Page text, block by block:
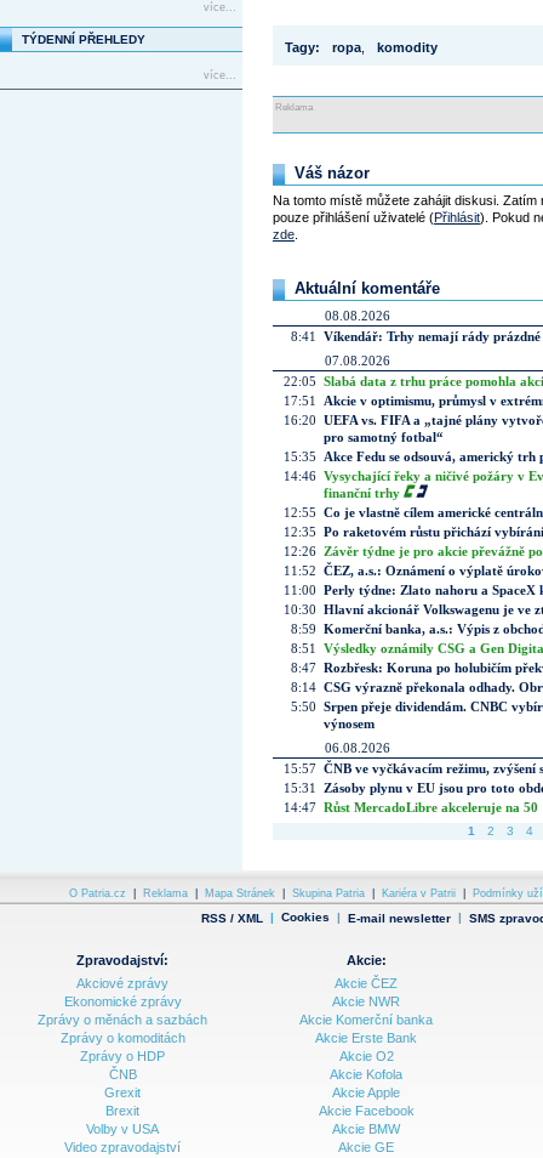
více...
TÝDENNÍ PŘEHLEDY
více...
Tagy: ropa komodity
Reklama
Váš názor
Na tomto místě můžete zahájit diskusi.
pouze přihlášení uživatelé (Přihlásit). Pokud
zde
Aktuální komentáře
08.08.2026
8:41
Víkendář: Trhy nemají rády prázdné
07.08.2026
22:05 Slabá data z trhu práce pomohla
17:51
Akcie v optimismu, průmysl v
16:20 UEFA vs. FIFA a „tajné plány
pro samotný fotbal“
15:35
Akce Fedu se odsouvá, americký
14:46 Vysychající řeky a ničivé požáry v
finanční trhy
12:55 Co je vlastně cílem americké
12:35 Po raketovém růstu přichází
12:26 Závěr týdne je pro akcie převážně
11:52 ČEZ, a.s.: Oznámení o výplatě
11:00 Perly týdne: Zlato nahoru a SpaceX
10:30 Hlavní akcionář Volkswagenu je ve
8:59 Komerční banka, a.s.: Výpis z
8:51
Výsledky oznámily CSG a Gen
8:47 Rozbřesk: Koruna po holubičím
8:14 CSG výrazně překonala odhady.
5:50 Srpen přeje dividendám. CNBC
výnosem
06.08.2026
15:57 ČNB ve vyčkávacím režimu, zvýšení
15:31
Zásoby plynu v EU jsou pro toto
14:47 Růst MercadoLibre akceleruje na
1 2 3 4
O Patria.cz Reklama Mapa Stránek Skupina Patria Kariéra v Patrii Podmínky
RSS / XML | Cookies | E-mail newsletter | SMS
Zpravodajství:
Akciové zprávy
Ekonomické zprávy
Zprávy o měnách a sazbách
Zprávy o komoditách
Zprávy o HDP
ČNB
Grexit
Brexit
Volby v USA
Video zpravodajství
Akcie:
Akcie ČEZ
Akcie NWR
Akcie Komerční banka
Akcie Erste Bank
Akcie O2
Akcie Kofola
Akcie Apple
Akcie Facebook
Akcie BMW
Akcie GE